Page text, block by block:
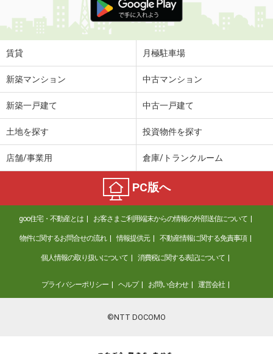
賃貸 月極駐車場
新築マンション 中古マンション
新築一戸建て 中古一戸建て
土地を探す 投資物件を探す
店舗/事業用 倉庫/トランクルーム
PC版へ
goo住宅・不動産とは お客さまご利用端末からの情報の外部送信について
物件に関するお問合せの流れ 情報提供元 不動産情報に関する免責事項
個人情報の取り扱いについて 消費税に関する表記について
プライバシーポリシー ヘルプ お問い合わせ 運営会社
©NTT DOCOMO